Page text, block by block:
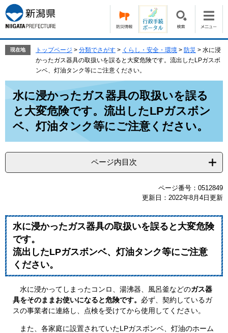
ー
ジ
の
す。
ニ
ュ
ー
し
現在地 トップページ > 分類でさがす > くらし・安全・環境 > 防災 > 水に浸
かったガス器具の取扱いを誤ると大変危険です。流出したLPガスボ
ンベ、灯油タンク等にご注意ください。
水に浸かったガス器具の取扱いを誤る
と大変危険です。流出したLPガスボン
ベ、灯油タンク等にご注意ください。
ページ内目次
ページ番号：0512849
更新日：2022年8月4日更新
水に浸かったガス器具の取扱いを誤ると大変危険
です。
流出したLPガスボンベ、灯油タンク等にご注意
ください。
水に浸かってしまったコンロ、湯沸器、風呂釜などのガス器
具をそのままお使いになると危険です。 必ず、契約しているガ
スの事業者に連絡し、点検を受けてから使用してください。
また、各家庭に設置されていたLPガスボンベ、灯油のホーム